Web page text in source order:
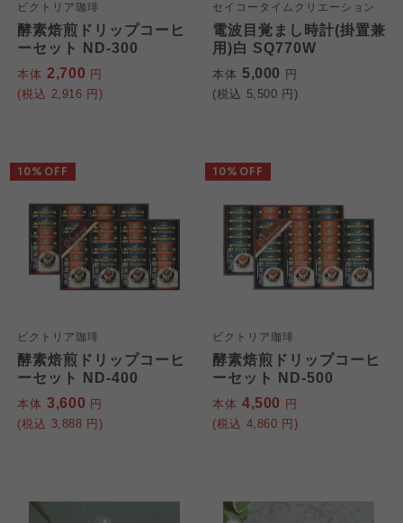
ビクトリア珈琲
酵素焙煎ドリップコーヒ
ーセット ND-300
本体 2,700 円
(税込 2,916 円)
セイコータイムクリエーション
電波目覚まし時計(掛置兼
用)白 SQ770W
本体 5,000 円
(税込 5,500 円)
ビクトリア珈琲
酵素焙煎ドリップコーヒ
ーセット ND-400
本体 3,600 円
(税込 3,888 円)
10%OFF
ビクトリア珈琲
酵素焙煎ドリップコーヒ
ーセット ND-500
本体 4,500 円
(税込 4,860 円)
10%OFF